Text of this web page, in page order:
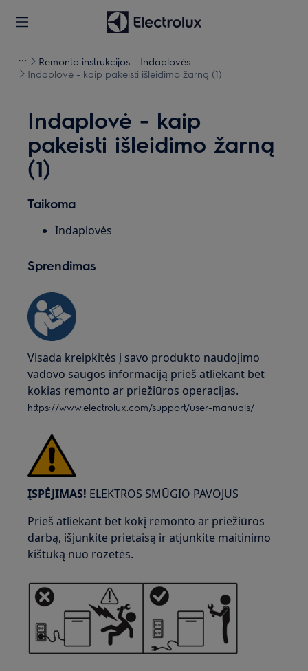
Remonto instrukcijos – Indaplovės
Indaplovė - kaip pakeisti išleidimo žarną (1)
Indaplovė - kaip
pakeisti išleidimo žarną
(1)
Taikoma
Indaplovės
Sprendimas
Visada kreipkitės į savo produkto naudojimo
vadovo saugos informaciją prieš atliekant bet
kokias remonto ar priežiūros operacijas.
https://www.electrolux.com/support/user-manuals/
ĮSPĖJIMAS! ELEKTROS SMŪGIO PAVOJUS
Prieš atliekant bet kokį remonto ar priežiūros
darbą, išjunkite prietaisą ir atjunkite maitinimo
kištuką nuo rozetės.